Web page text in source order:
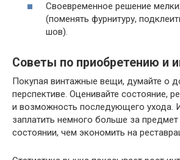
Своевременное решение
(поменять фурнитуру,
шов).
Советы по приобретению и
Покупая винтажные вещи, думайте о
перспективе. Оценивайте состояние,
и возможность последующего ухода.
заплатить немного больше за
состоянии, чем экономить на